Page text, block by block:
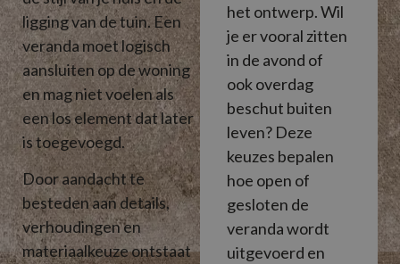
ligging van de tuin. Een
veranda moet logisch
aansluiten op de woning
en mag niet voelen als
een los element dat later
is toegevoegd.
Door aandacht te
besteden aan details,
verhoudingen en
materiaalkeuze ontstaat
het ontwerp. Wil
je er vooral zitten
in de avond of
ook overdag
beschut buiten
leven? Deze
keuzes bepalen
hoe open of
gesloten de
veranda wordt
uitgevoerd en